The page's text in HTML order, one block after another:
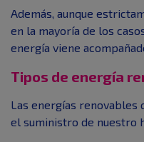
Además, aunque
en la mayoría de los
energía viene
Tipos de energía
Las energías renovables
el suministro de nuestro